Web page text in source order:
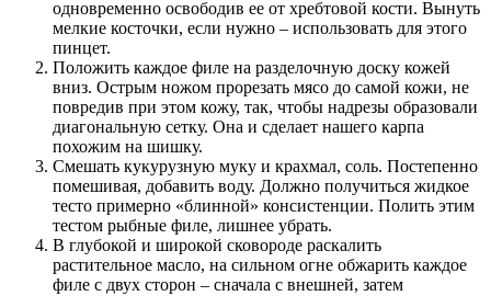
одновременно освободив ее от хребтовой кости. Вынуть
мелкие косточки, если нужно – использовать для этого
пинцет.
Положить каждое филе на разделочную доску кожей
вниз. Острым ножом прорезать мясо до самой кожи, не
повредив при этом кожу, так, чтобы надрезы образовали
диагональную сетку. Она и сделает нашего карпа
похожим на шишку.
Смешать кукурузную муку и крахмал, соль. Постепенно
помешивая, добавить воду. Должно получиться жидкое
тесто примерно «блинной» консистенции. Полить этим
тестом рыбные филе, лишнее убрать.
В глубокой и широкой сковороде раскалить
растительное масло, на сильном огне обжарить каждое
филе с двух сторон – сначала с внешней, затем